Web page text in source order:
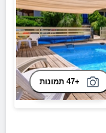
+47 תמונות